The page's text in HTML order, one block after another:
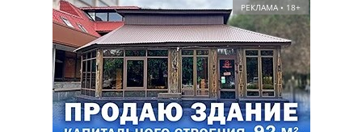
РЕКЛАМА • 18+